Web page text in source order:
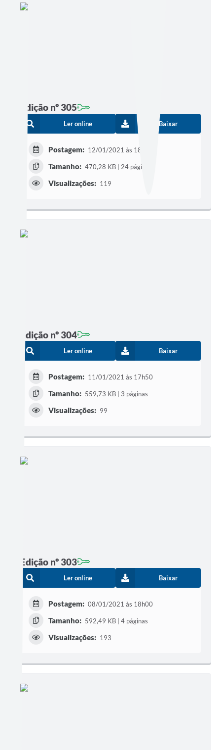
Edição nº 305
Ler online Baixar
Postagem: 12/01/2021 às 18h00
Tamanho: 470,28 KB | 24 páginas
Visualizações: 119
Edição nº 304
Ler online Baixar
Postagem: 11/01/2021 às 17h50
Tamanho: 559,73 KB | 3 páginas
Visualizações: 99
Edição nº 303
Ler online Baixar
Postagem: 08/01/2021 às 18h00
Tamanho: 592,49 KB | 4 páginas
Visualizações: 193